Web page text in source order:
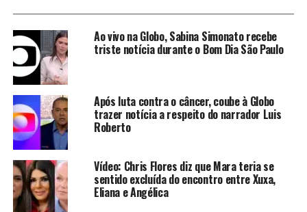
programa do canal GNT, onde sua participação promete
trazer novas perspectivas e discussões envolventes ao
formato já consagrado. Sua estreia está prevista para
agosto deste ano, e a expectativa é grande para ver
como ela se adaptará ao novo ambiente de debate.
A mudança de Eliana para a Globo é um marco
significativo em sua carreira, e sua presença na nova
emissora já está sendo aguardada com muita expectativa
pelos fãs e pelo público em geral. Com sua experiência e
carisma, Eliana promete encantar ainda mais os
telespectadores em seus novos projetos na Globo.
Ao vivo na Globo, Sabina Simonato recebe
triste notícia durante o Bom Dia São Paulo
Após luta contra o câncer, coube à Globo
trazer notícia a respeito do narrador Luis
Roberto
Vídeo: Chris Flores diz que Mara teria se
sentido excluída do encontro entre Xuxa,
Eliana e Angélica